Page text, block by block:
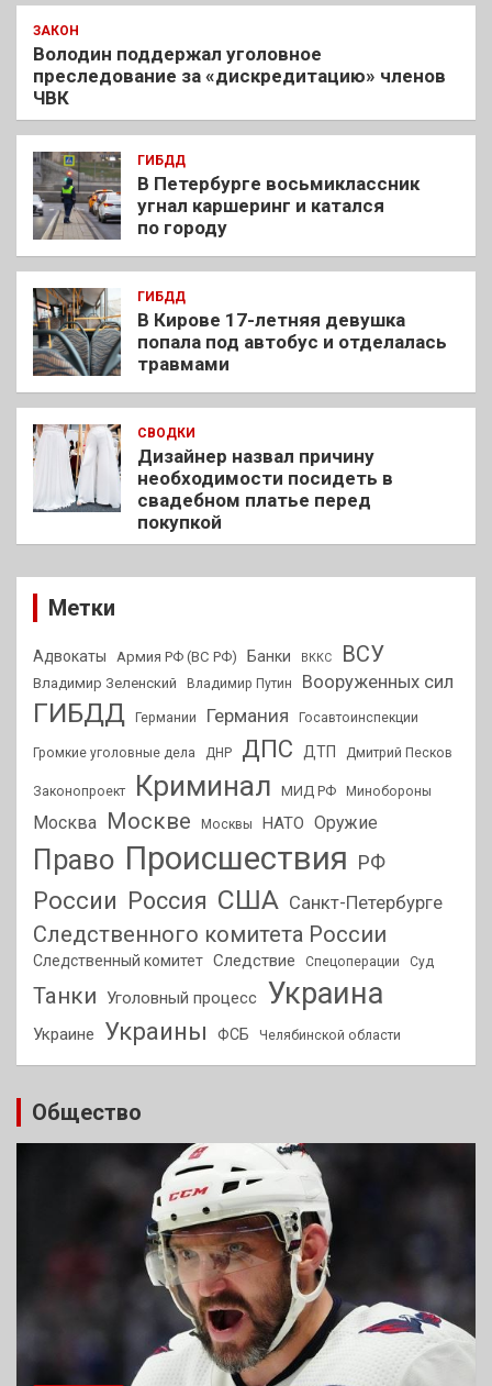
ЗАКОН
Володин поддержал уголовное
преследование за «дискредитацию» членов
ЧВК
ГИБДД
В Петербурге восьмиклассник
угнал каршеринг и катался
по городу
ГИБДД
В Кирове 17-летняя девушка
попала под автобус и отделалась
травмами
СВОДКИ
Дизайнер назвал причину
необходимости посидеть в
свадебном платье перед
покупкой
Метки
Адвокаты Армия РФ (ВС РФ) Банки ВККС ВСУ
Владимир Зеленский Владимир Путин Вооруженных сил
ГИБДД Германии Германия Госавтоинспекции
Громкие уголовные дела ДНР ДПС ДТП Дмитрий Песков
Законопроект Криминал МИД РФ Минобороны
Москва Москве Москвы НАТО Оружие
Право Происшествия РФ
России Россия США Санкт-Петербурге
Следственного комитета России
Следственный комитет Следствие Спецоперации Суд
Танки Уголовный процесс Украина
Украине Украины ФСБ Челябинской области
Общество